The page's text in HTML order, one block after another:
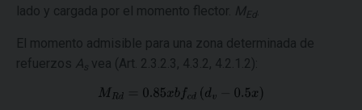
lado y cargada por el momento flector. MEd.
El momento admisible para una zona determinada de
refuerzos As vea (Art. 2.3.2.3, 4.3.2, 4.2.1.2):